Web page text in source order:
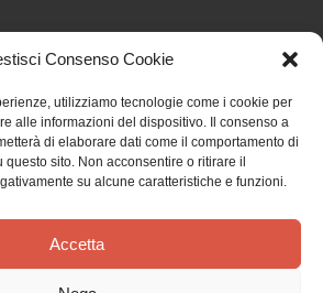
Consenso Cookie
utilizziamo tecnologie come i cookie per
alle informazioni del dispositivo. Il consenso a
di elaborare dati come il comportamento di
sito. Non acconsentire o ritirare il
su alcune caratteristiche e funzioni.
Accetta
Paolo SAS
Cantalupa (TO)
353452 - Fax: (+39) 0121 353839